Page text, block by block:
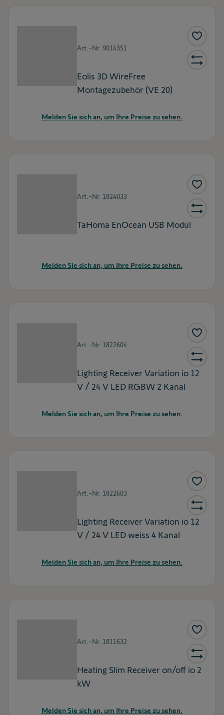
Art.-Nr. 9014351
Eolis 3D WireFree
Montagezubehör (VE 20)
Melden Sie sich an, um Ihre Preise zu sehen.
Art.-Nr. 1824033
TaHoma EnOcean USB Modul
Melden Sie sich an, um Ihre Preise zu sehen.
Art.-Nr. 1822604
Lighting Receiver Variation io 12
V / 24 V LED RGBW 2 Kanal
Melden Sie sich an, um Ihre Preise zu sehen.
Art.-Nr. 1822603
Lighting Receiver Variation io 12
V / 24 V LED weiss 4 Kanal
Melden Sie sich an, um Ihre Preise zu sehen.
Art.-Nr. 1811632
Heating Slim Receiver on/off io 2
kW
Melden Sie sich an, um Ihre Preise zu sehen.